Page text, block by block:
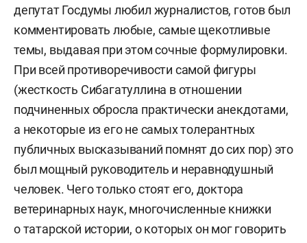
депутат Госдумы любил журналистов, готов был
комментировать любые, самые щекотливые
темы, выдавая при этом сочные формулировки.
При всей противоречивости самой фигуры
(жесткость Сибагатуллина в отношении
подчиненных обросла практически анекдотами,
а некоторые из его не самых толерантных
публичных высказываний помнят до сих пор) это
был мощный руководитель и неравнодушный
человек. Чего только стоят его, доктора
ветеринарных наук, многочисленные книжки
о татарской истории, о которых он мог говорить